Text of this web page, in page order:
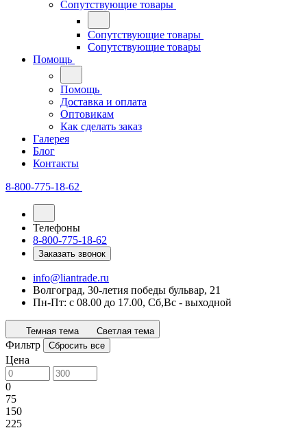
Сопутствующие товары
Сопутствующие товары
Сопутствующие товары
Помощь
Помощь
Доставка и оплата
Оптовикам
Как сделать заказ
Галерея
Блог
Контакты
8-800-775-18-62
Телефоны
8-800-775-18-62
Заказать звонок
info@liantrade.ru
Волгоград, 30-летия победы бульвар, 21
Пн-Пт: c 08.00 до 17.00, Cб,Вс - выходной
Темная тема Светлая тема
Фильтр Сбросить все
Цена
0
75
150
225